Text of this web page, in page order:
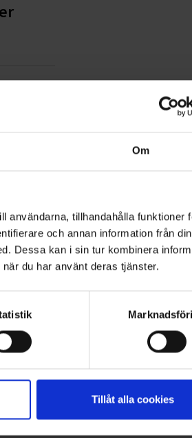
Om
användarna, tillhandahålla funktioner
och annan information från
Dessa kan i sin tur kombinera
du har använt deras tjänster.
Tillåt alla cookies